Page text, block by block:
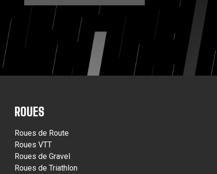
ROUES
Roues de Route
Roues VTT
Roues de Gravel
Roues de Triathlon